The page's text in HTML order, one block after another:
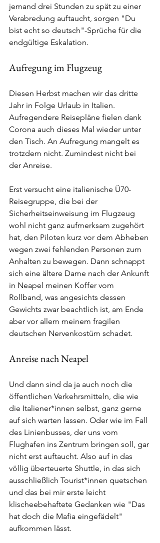
jemand drei Stunden zu spät zu einer
Verabredung auftaucht, sorgen "Du
bist echt so deutsch"-Sprüche für die
endgültige Eskalation.
Aufregung im Flugzeug
Diesen Herbst machen wir das dritte
Jahr in Folge Urlaub in Italien.
Aufregendere Reisepläne fielen dank
Corona auch dieses Mal wieder unter
den Tisch. An Aufregung mangelt es
trotzdem nicht. Zumindest nicht bei
der Anreise.
Erst versucht eine italienische Ü70-
Reisegruppe, die bei der
Sicherheitseinweisung im Flugzeug
wohl nicht ganz aufmerksam zugehört
hat, den Piloten kurz vor dem Abheben
wegen zwei fehlenden Personen zum
Anhalten zu bewegen. Dann schnappt
sich eine ältere Dame nach der Ankunft
in Neapel meinen Koffer vom
Rollband, was angesichts dessen
Gewichts zwar beachtlich ist, am Ende
aber vor allem meinem fragilen
deutschen Nervenkostüm schadet.
Anreise nach Neapel
Und dann sind da ja auch noch die
öffentlichen Verkehrsmitteln, die wie
die Italiener*innen selbst, ganz gerne
auf sich warten lassen. Oder wie im Fall
des Linienbusses, der uns vom
Flughafen ins Zentrum bringen soll, gar
nicht erst auftaucht. Also auf in das
völlig überteuerte Shuttle, in das sich
ausschließlich Tourist*innen quetschen
und das bei mir erste leicht
klischeebehaftete Gedanken wie "Das
hat doch die Mafia eingefädelt"
aufkommen lässt.